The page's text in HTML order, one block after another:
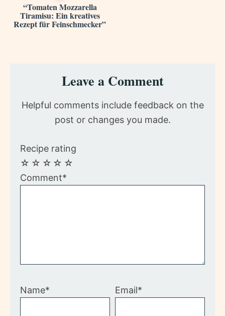
“Tomaten Mozzarella
Tiramisu: Ein kreatives
Rezept für Feinschmecker”
InteractionsLeave a Comment
Helpful comments include feedback on the
post or changes you made.
Recipe rating
☆
☆
☆
☆
☆
Comment*
Name* Email*